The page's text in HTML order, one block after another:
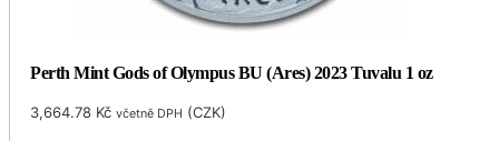
Perth Mint Gods of Olympus BU (Ares) 2023 Tuvalu 1 oz
3,664.78 Kč včetně DPH (CZK)